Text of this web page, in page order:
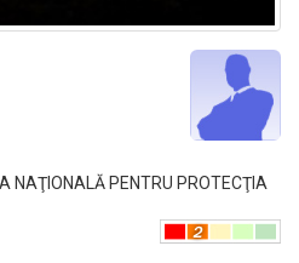
NAŢIONALĂ PENTRU PROTECŢIA